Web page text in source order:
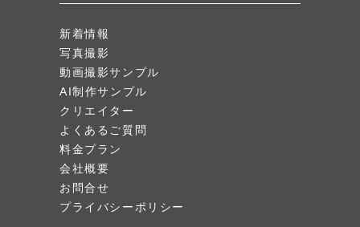
新着情報
写真撮影
動画撮影サンプル
AI制作サンプル
クリエイター
よくあるご質問
料金プラン
会社概要
お問合せ
プライバシーポリシー